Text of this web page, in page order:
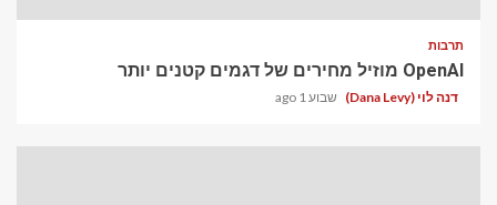
תרבות
OpenAI מוזיל מחירים של דגמים קטנים יותר
דנה לוי (Dana Levy) שבוע 1 ago